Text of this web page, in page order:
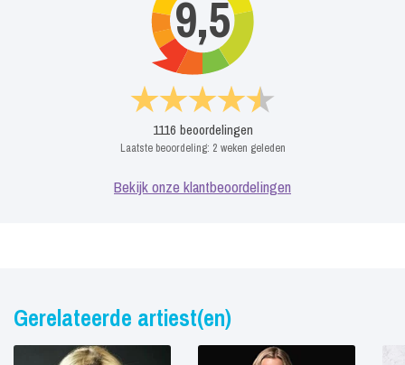
9,5
1116 beoordelingen
Laatste beoordeling: 2 weken geleden
Bekijk onze klantbeoordelingen
Gerelateerde artiest(en)